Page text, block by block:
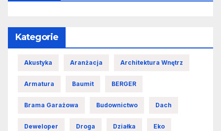
Kategorie
Akustyka Aranżacja Architektura Wnętrz
Armatura Baumit BERGER
Brama Garażowa Budownictwo Dach
Deweloper Droga Działka Eko